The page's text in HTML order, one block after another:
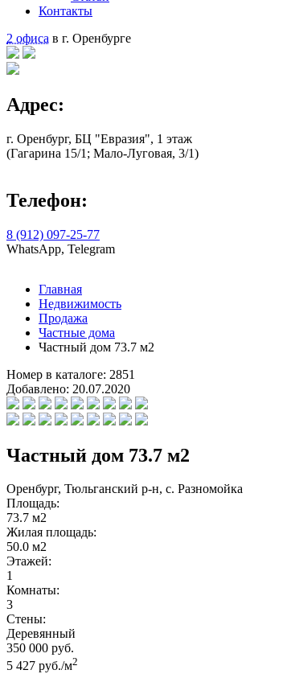
Контакты
2 офиса в г. Оренбурге
Адрес:
г. Оренбург, БЦ "Евразия", 1 этаж
(Гагарина 15/1; Мало-Луговая, 3/1)
Телефон:
8 (912) 097-25-77
WhatsApp, Telegram
Главная
Недвижимость
Продажа
Частные дома
Частный дом 73.7 м2
Номер в каталоге: 2851
Добавлено: 20.07.2020
Частный дом 73.7 м2
Оренбург, Тюльганский р-н, с. Разномойка
Площадь:
73.7 м2
Жилая площадь:
50.0 м2
Этажей:
1
Комнаты:
3
Стены:
Деревянный
350 000 руб.
5 427 руб./м2